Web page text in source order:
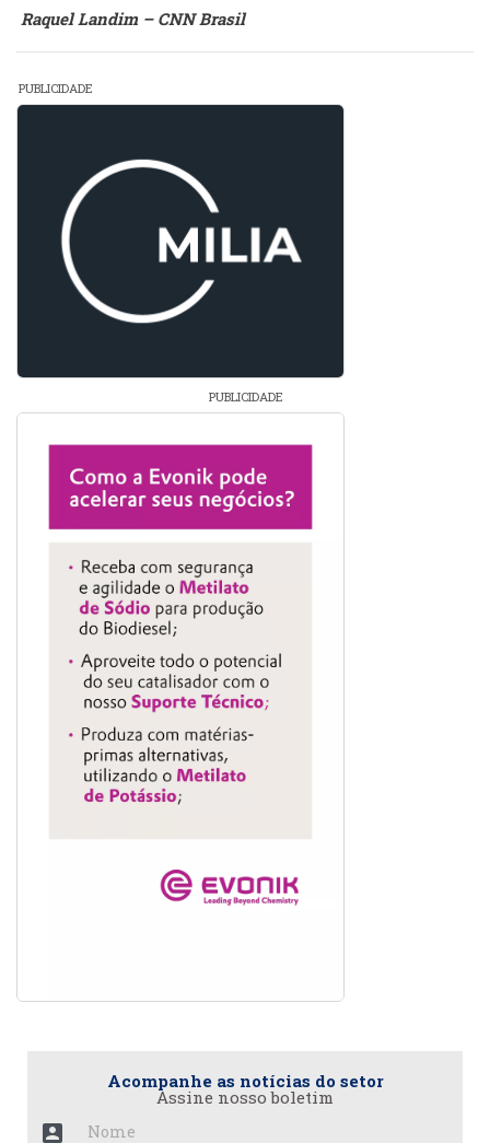
Raquel Landim – CNN Brasil
PUBLICIDADE
PUBLICIDADE
Acompanhe as notícias do setor
Assine nosso boletim
account_box